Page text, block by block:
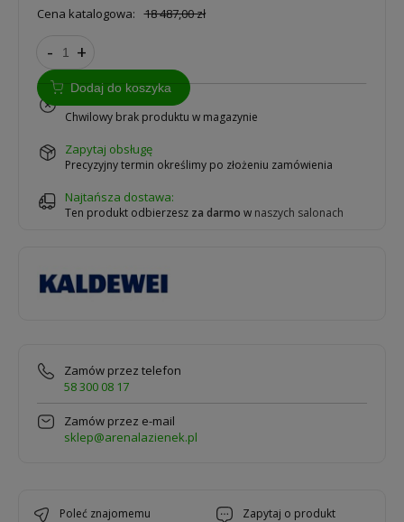
Cena katalogowa: 18 487,00 zł
- +
Dodaj do koszyka
Chwilowy brak produktu w magazynie
zapytaj obsługę
Precyzyjny termin określimy po złożeniu zamówienia
Najtańsza dostawa:
Ten produkt odbierzesz za darmo w naszych salonach
Zamów przez telefon
58 300 08 17
Zamów przez e-mail
sklep@arenalazienek.pl
poleć znajomemu zapytaj o produkt